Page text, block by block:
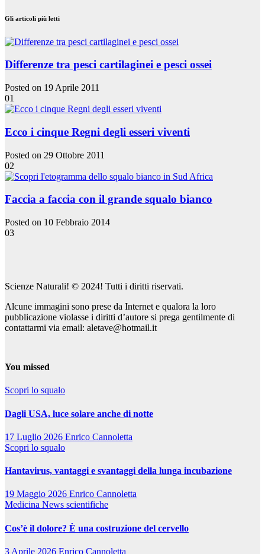
Gli articoli più letti
Differenze tra pesci cartilaginei e pesci ossei
Posted on 19 Aprile 2011
01
Ecco i cinque Regni degli esseri viventi
Posted on 29 Ottobre 2011
02
Faccia a faccia con il grande squalo bianco
Posted on 10 Febbraio 2014
03
Scienze Naturali! © 2024! Tutti i diritti riservati.
Alcune immagini sono prese da Internet e qualora la loro
pubblicazione violasse i diritti d’autore si prega gentilmente di
contattarmi via email: aletave@hotmail.it
You missed
Scopri lo squalo
Dagli USA, luce solare anche di notte
17 Luglio 2026 Enrico Cannoletta
Scopri lo squalo
Hantavirus, vantaggi e svantaggi della lunga incubazione
19 Maggio 2026 Enrico Cannoletta
Medicina News scientifiche
Cos’è il dolore? È una costruzione del cervello
3 Aprile 2026 Enrico Cannoletta